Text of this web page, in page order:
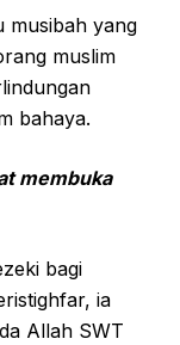
musibah yang
muslim
bahaya.
membuka
bagi
ia
Allah SWT